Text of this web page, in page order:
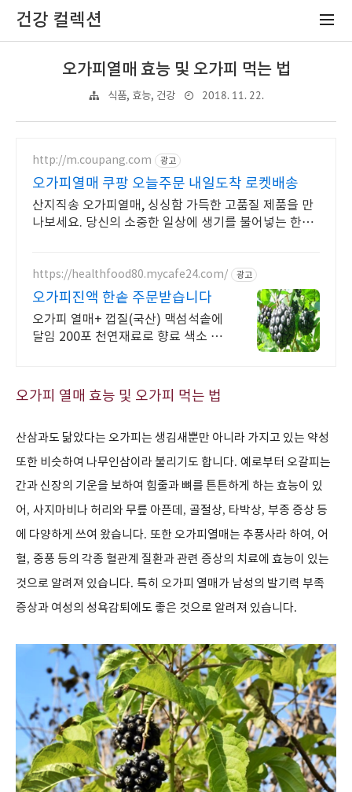
건강 컬렉션
오가피열매 효능 및 오가피 먹는 법
식품, 효능, 건강 2018. 11. 22.
http://m.coupang.com 광고
오가피열매 쿠팡 오늘주문 내일도착 로켓배송
산지직송 오가피열매, 싱싱함 가득한 고품질 제품을 만
나보세요. 당신의 소중한 일상에 생기를 불어넣는 한방
https://healthfood80.mycafe24.com/ 광고
오가피진액 한솥 주문받습니다
오가피 열매+ 껍질(국산) 맥섬석솥에
달임 200포 천연재료로 향료 색소 무
오가피 열매 효능 및 오가피 먹는 법
산삼과도 닮았다는 오가피는 생김새뿐만 아니라 가지고 있는 약성
또한 비슷하여 나무인삼이라 불리기도 합니다. 예로부터 오갈피는
간과 신장의 기운을 보하여 힘줄과 뼈를 튼튼하게 하는 효능이 있
어 , 사지마비나 허리와 무릎 아픈데 , 골절상, 타박상, 부종 증상 등
에 다양하게 쓰여 왔습니다. 또한 오가피열매는 추풍사라 하여 , 어
혈, 중풍 등의 각종 혈관계 질환과 관련 증상의 치료에 효능이 있는
것으로 알려져 있습니다. 특히 오가피 열매가 남성의 발기력 부족
증상과 여성의 성욕감퇴에도 좋은 것으로 알려져 있습니다.